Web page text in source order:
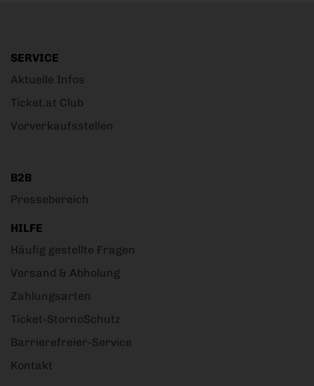
SERVICE
Aktuelle Infos
Ticket.at Club
Vorverkaufsstellen
B2B
Pressebereich
HILFE
Häufig gestellte Fragen
Versand & Abholung
Zahlungsarten
Ticket-StornoSchutz
Barrierefreier-Service
Kontakt